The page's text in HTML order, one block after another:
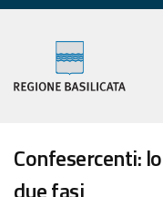
Confesercenti: